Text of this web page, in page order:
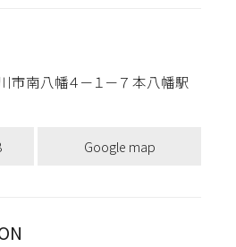
市南八幡４－１－７ 本八幡駅
Google map